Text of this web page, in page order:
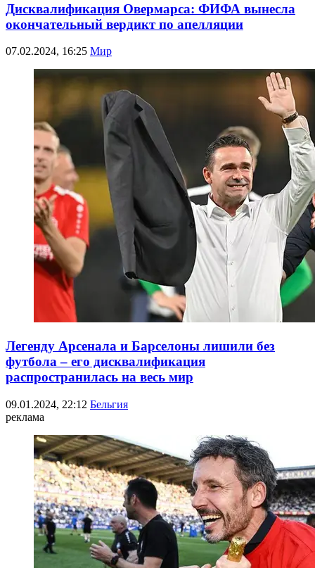
Дисквалификация Овермарса: ФИФА вынесла
окончательный вердикт по апелляции
07.02.2024, 16:25 Мир
Легенду Арсенала и Барселоны лишили без
футбола – его дисквалификация
распространилась на весь мир
09.01.2024, 22:12 Бельгия
реклама